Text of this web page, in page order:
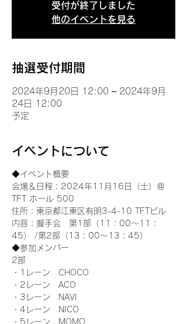
受付が終了しました
他のイベントを見る
抽選受付期間
2024年9月20日 12:00 – 2024年9月
24日 12:00
予定
イベントについて
◆イベント概要
会場＆日程：2024年11月16日（土）＠
TFT ホール 500
住所：東京都江東区有明3-4-10 TFTビル
内容：握手会　第1部（11：00～11：
45） /第2部（13：00～13：45）
◆参加メンバー
2部
・1レーン　CHOCO
・2レーン　ACO
・3レーン　NAVI
・4レーン　NICO
・5レーン　MOMO